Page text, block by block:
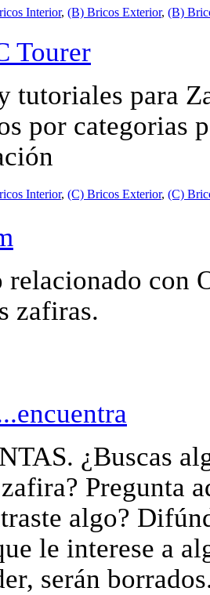
Interior, (B) Bricos Exterior, (B)
Tourer
tutoriales para
por categorias
Interior, (C) Bricos Exterior, (C)
relacionado con
zafiras.
¿Buscas
Pregunta
algo?
le interese a
serán